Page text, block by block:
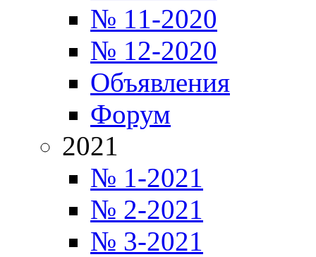
№ 11-2020
№ 12-2020
Объявления
Форум
2021
№ 1-2021
№ 2-2021
№ 3-2021